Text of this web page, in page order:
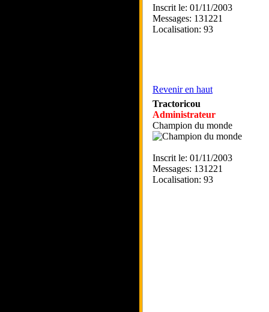
Inscrit le: 01/11/2003
Messages: 131221
Localisation: 93
Revenir en haut
Tractoricou
Administrateur
Champion du monde
Inscrit le: 01/11/2003
Messages: 131221
Localisation: 93